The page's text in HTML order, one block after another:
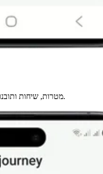
מטרות, שיחות ותובנות שהמאמן מעצב סביבך תוך כדי תנועה.